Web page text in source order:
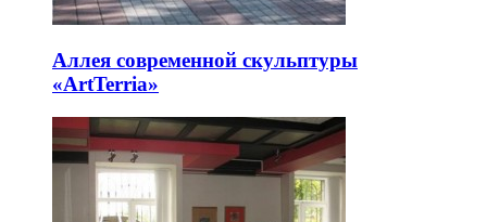
Аллея современной скульптуры
«ArtTerria»